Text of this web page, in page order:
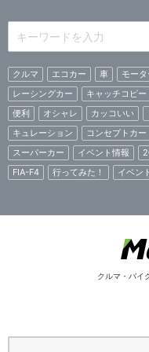
クルマ エコカー 車 モー
レーシングカー
キャッチコピー
便利
オシャレ カッコいい
キュレーション
コンセプトカー
スーパーカー
イベント情報
FIA-F4
行ってみた！ イベント
クルマ・バイ